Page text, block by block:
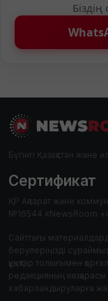
Бүгінгі Қазақстан
Сертификат
ҚР Ақпарат және
№16544 «NewsRoom +»
Сайттағы
берулеріңізді
құқықтар толығымен
редакцияның
хабарландыруларға